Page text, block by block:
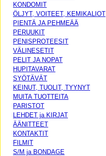
KONDOMIT
ÖLJYT, VOITEET, KEMIKALIOT
PIENTÄ JA PEHMEÄÄ
PERUUKIT
PENISPROTEESIT
VÄLINESETIT
PELIT JA NOPAT
HUPITAVARAT
SYÖTÄVÄT
KEINUT, TUOLIT, TYYNYT
MUITA TUOTTEITA
PARISTOT
LEHDET ja KIRJAT
ÄÄNITTEET
KONTAKTIT
FILMIT
S/M ja BONDAGE